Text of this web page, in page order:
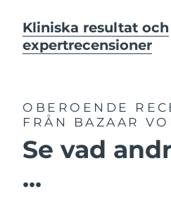
Kliniska resultat och
expertrecensioner
OBEROENDE
FRÅN BAZAAR
Se vad
...